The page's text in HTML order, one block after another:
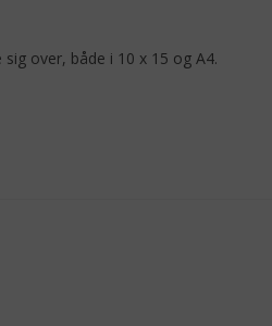
over, både i 10 x 15 og A4.